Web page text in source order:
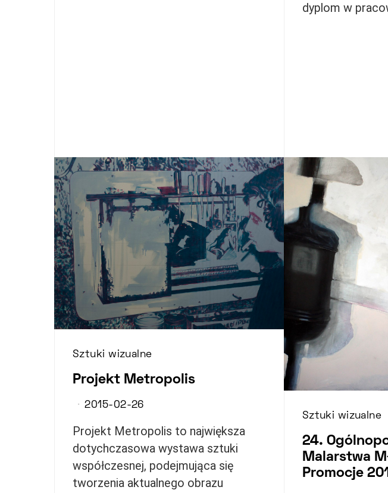
dyplom w
Sztuki wizualne
Projekt Metropolis
2015-02-26
Projekt Metropolis to największa
dotychczasowa wystawa sztuki
współczesnej, podejmująca się
tworzenia aktualnego obrazu
Sztuki wizualne
24.
Malarstwa
Promocje